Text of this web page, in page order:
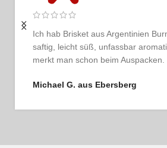
Ich bestelle regelmäßig und bin
Das Fleisch ist tadellos, der
ehrlich. So schmeckt Vertrauen.
Thomas G. aus Hamburg